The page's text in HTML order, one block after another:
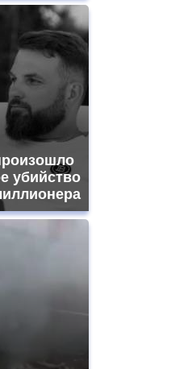
убийство